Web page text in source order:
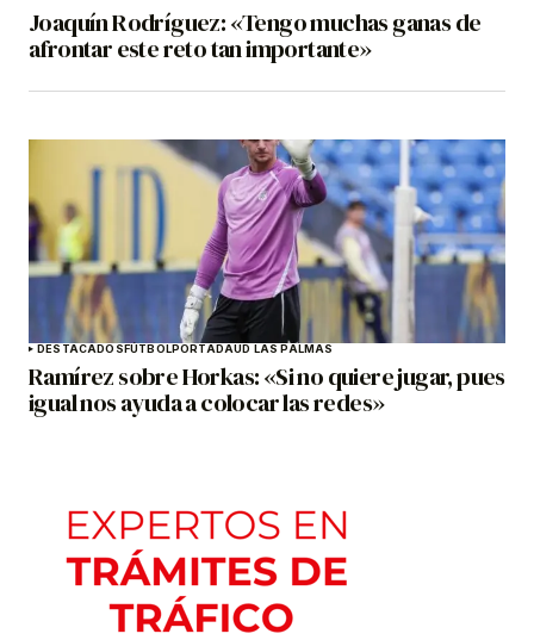
Joaquín Rodríguez: «Tengo muchas ganas de
afrontar este reto tan importante»
DESTACADOSFÚTBOLPORTADAUD LAS PALMAS
Ramírez sobre Horkas: «Si no quiere jugar, pues
igual nos ayuda a colocar las redes»